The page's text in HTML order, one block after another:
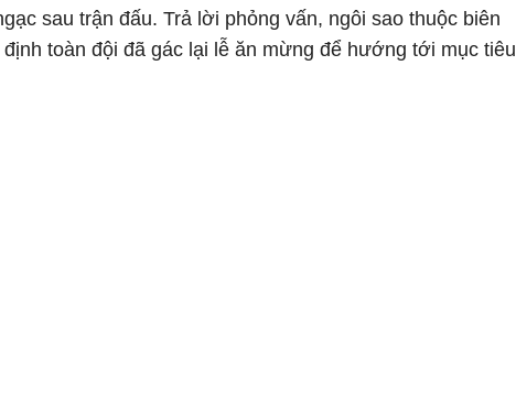
sau trận đấu. Trả lời phỏng vấn, ngôi sao thuộc biên
toàn đội đã gác lại lễ ăn mừng để hướng tới mục tiêu